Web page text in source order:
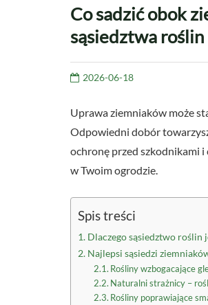
Co sadzić obok
sąsiedztwa roślin
2026-06-18
Uprawa ziemniaków może
Odpowiedni dobór
ochronę przed szkodnikami
w Twoim ogrodzie.
Spis treści
Dlaczego sąsiedztwo roślin
Najlepsi sąsiedzi
Rośliny wzbogacające
Naturalni strażnicy –
Rośliny poprawiające